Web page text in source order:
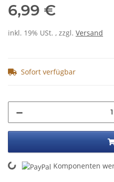
6,99 €
inkl. 19% USt. , zzgl. Versand
Sofort verfügbar
Komponenten